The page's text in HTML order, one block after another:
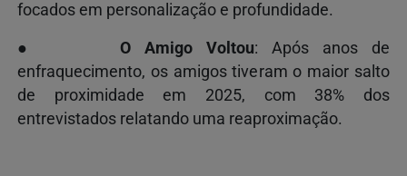
focados em personalização e profundidade.
● O Amigo Voltou: Após anos de
enfraquecimento, os amigos tiveram o maior salto
de proximidade em 2025, com 38% dos
entrevistados relatando uma reaproximação.